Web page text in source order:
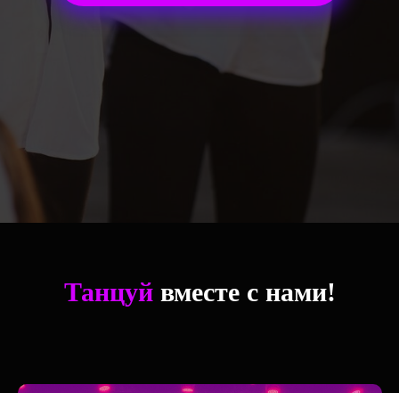
Танцуйвместе с нами!